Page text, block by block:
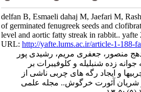
delfan B, Esmaeli dahaj M, Jaefari M,
of germinated fenugreek seeds and
level and aortic fatty streak in rabbit..
URL:http://yafte.lums.ac.ir/article-1-188-
منصور، جعفری مریم، رشیدی پور
زده شنبلیله و کلوفیبرات بر
و ایجاد رگه های چربی ناشی از
شریان آئورت خرگوش.. مجله علمی